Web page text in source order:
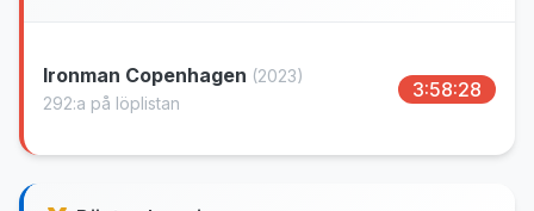
Ironman Copenhagen (2023)
292:a på löplistan
3:58:28